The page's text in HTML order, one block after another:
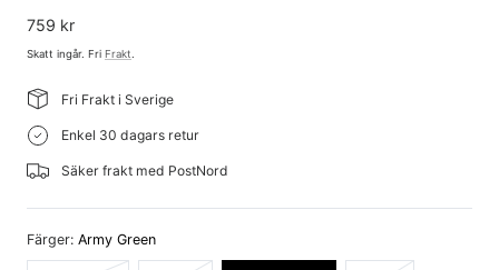
Ordinarie
pris
759 kr
Skatt ingår. Fri Frakt
Fri Frakt i Sverige
Enkel 30 dagars retur
Säker frakt med PostNord
Färger: Army Green